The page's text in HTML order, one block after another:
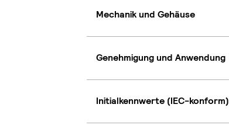
Mechanik und Gehäuse
Genehmigung und Anwendung
Initialkennwerte (IEC-konform)